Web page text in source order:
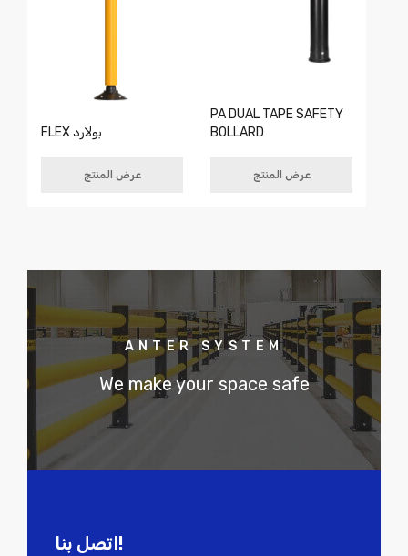
FLEX بولارد
عرض المنتج
PA DUAL TAPE SAFETY
BOLLARD
عرض المنتج
ANTER SYSTEM
We make your space safe
اتصل بنا!